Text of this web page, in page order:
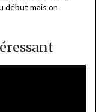
début mais on